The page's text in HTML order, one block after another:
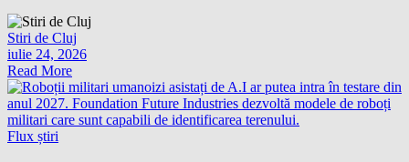
Stiri de Cluj
iulie 24, 2026
Read More
Flux știri